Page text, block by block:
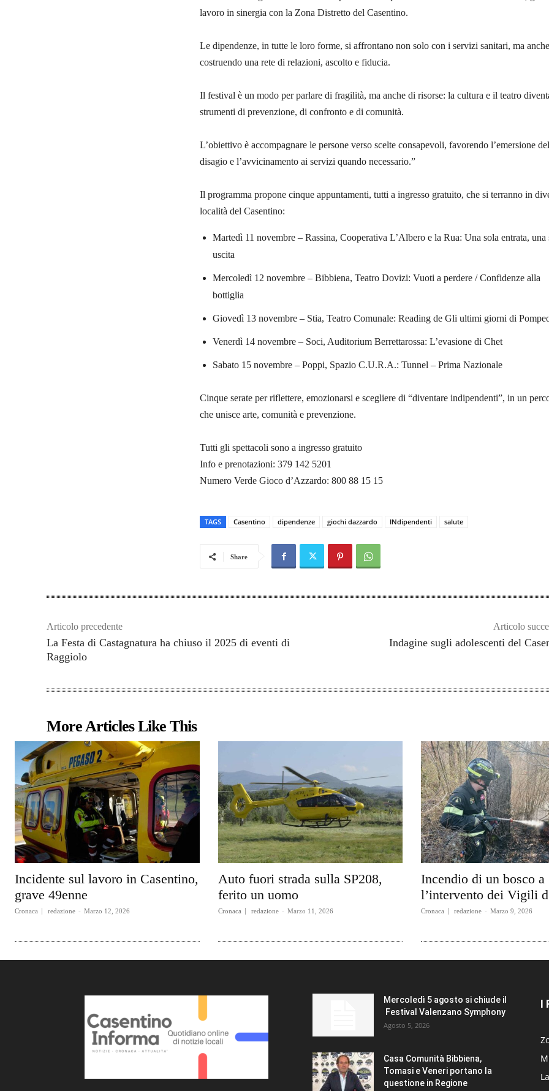
lavoro in sinergia con la Zona Distretto del Casentino.
Le dipendenze, in tutte le loro forme, si affrontano non solo con i servizi sanitari, ma anche
costruendo una rete di relazioni, ascolto e fiducia.
Il festival è un modo per parlare di fragilità, ma anche di risorse: la cultura e il teatro
strumenti di prevenzione, di confronto e di comunità.
L’obiettivo è accompagnare le persone verso scelte consapevoli, favorendo l’emersione del
disagio e l’avvicinamento ai servizi quando necessario.”
Il programma propone cinque appuntamenti, tutti a ingresso gratuito, che si terranno in
località del Casentino:
Martedì 11 novembre – Rassina, Cooperativa L’Albero e la Rua: Una sola entrata, una
uscita
Mercoledì 12 novembre – Bibbiena, Teatro Dovizi: Vuoti a perdere / Confidenze alla
bottiglia
Giovedì 13 novembre – Stia, Teatro Comunale: Reading de Gli ultimi giorni di
Venerdì 14 novembre – Soci, Auditorium Berrettarossa: L’evasione di Chet
Sabato 15 novembre – Poppi, Spazio C.U.R.A.: Tunnel – Prima Nazionale
Cinque serate per riflettere, emozionarsi e scegliere di “diventare indipendenti”, in un
che unisce arte, comunità e prevenzione.
Tutti gli spettacoli sono a ingresso gratuito
Info e prenotazioni: 379 142 5201
Numero Verde Gioco d’Azzardo: 800 88 15 15
TAGS Casentino dipendenze giochi dazzardo INdipendenti salute
Share
Articolo precedente
La Festa di Castagnatura ha chiuso il 2025 di eventi di
Raggiolo
Articolo
Indagine sugli adolescenti del
More Articles Like This
Incidente sul lavoro in Casentino,
grave 49enne
Cronaca redazione - Marzo 12, 2026
Auto fuori strada sulla SP208,
ferito un uomo
Cronaca redazione - Marzo 11, 2026
Incendio di un bosco a
l’intervento dei Vigili
Cronaca redazione - Marzo 9, 2026
Mercoledì 5 agosto si chiude il
Festival Valenzano Symphony
Agosto 5, 2026
Casa Comunità Bibbiena,
Tomasi e Veneri portano la
questione in Regione
I